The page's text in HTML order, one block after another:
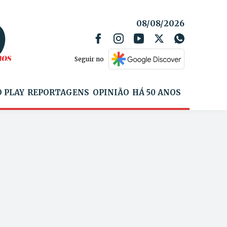
08/08/2026
Seguir no
PLAY REPORTAGENS OPINIÃO HÁ 50 ANOS